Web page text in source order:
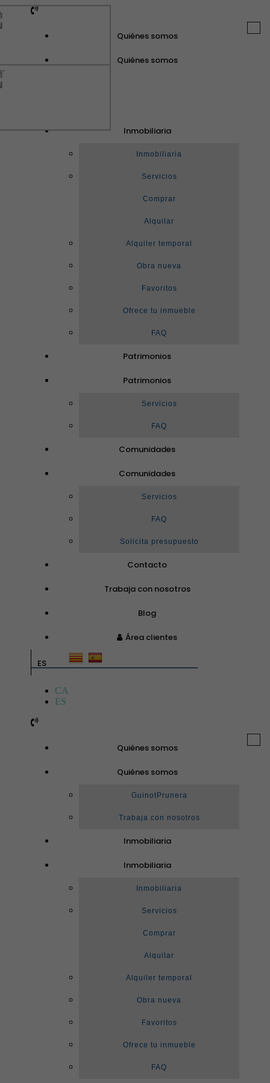
Quiénes somos
Quiénes somos
Inmobiliaria
Inmobiliaria
Servicios
Comprar
Alquilar
Alquiler temporal
Obra nueva
Favoritos
Ofrece tu inmueble
FAQ
Patrimonios
Patrimonios
Servicios
FAQ
Comunidades
Comunidades
Servicios
FAQ
Solicita presupuesto
Contacto
Trabaja con nosotros
Blog
Área clientes
ES
CA
ES
Quiénes somos
Quiénes somos
GuinotPrunera
Trabaja con nosotros
Inmobiliaria
Inmobiliaria
Inmobiliaria
Servicios
Comprar
Alquilar
Alquiler temporal
Obra nueva
Favoritos
Ofrece tu inmueble
FAQ